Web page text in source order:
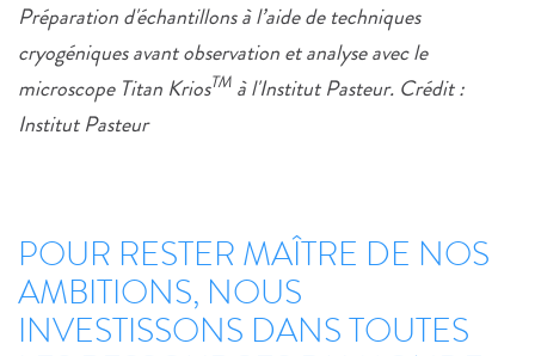
Préparation d'échantillons à l’aide de techniques
cryogéniques avant observation et analyse avec le
microscope Titan KriosTM à l'Institut Pasteur. Crédit :
Institut Pasteur
POUR RESTER MAÎTRE DE NOS
AMBITIONS, NOUS
INVESTISSONS DANS TOUTES